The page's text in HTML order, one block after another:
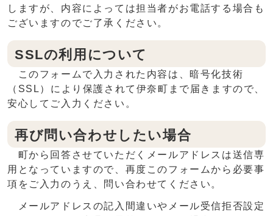
しますが、内容によっては担当者がお電話する場合も
ございますのでご了承ください。
SSLの利用について
このフォームで入力された内容は、暗号化技術
（SSL）により保護されて伊奈町まで届きますので、
安心してご入力ください。
再び問い合わせしたい場合
町から回答させていただくメールアドレスは送信専
用となっていますので、再度このフォームから必要事
項をご入力のうえ、問い合わせてください。
メールアドレスの記入間違いやメール受信拒否設定